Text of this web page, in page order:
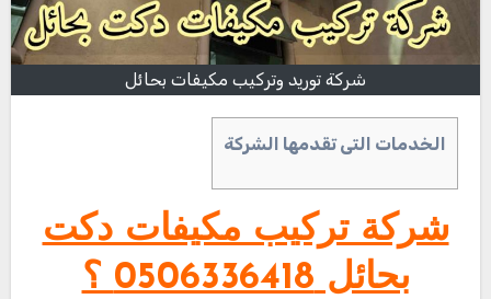
شركة توريد وتركيب مكيفات بحائل
الخدمات التى تقدمها الشركة
شركة تركيب مكيفات دكت
بحائل 0506336418 ؟